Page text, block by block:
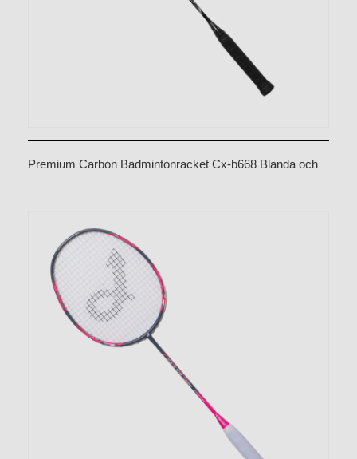
Premium Carbon Badmintonracket Cx-b668 Blanda och